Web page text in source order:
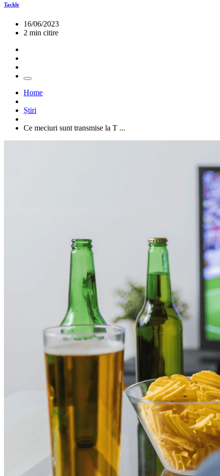
Tackle
16/06/2023
2 min citire
Home
Știri
Ce meciuri sunt transmise la T ...